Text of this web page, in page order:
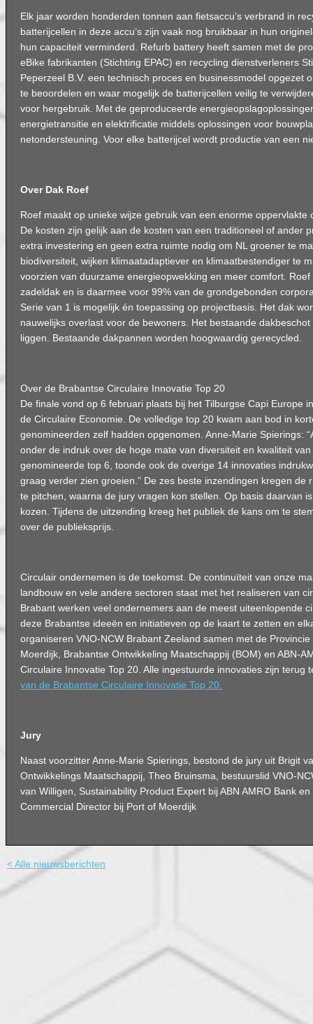
Elk jaar worden honderden tonnen aan fietsaccu’s verbrand in
batterijcellen in deze accu’s zijn vaak nog bruikbaar in hun
hun capaciteit verminderd. Refurb battery heeft samen met de
eBike fabrikanten (Stichting EPAC) en recycling dienstverleners
Peperzeel B.V. een technisch proces en businessmodel opgezet
te beoordelen en waar mogelijk de batterijcellen veilig te
voor hergebruik. Met de geproduceerde
energietransitie en elektrificatie middels oplossingen voor
netondersteuning. Voor elke batterijcel wordt productie van een
Over Dak Roef
Roef maakt op unieke wijze gebruik van een enorme oppervlakte
De kosten zijn gelijk aan de kosten van een traditioneel of ander
extra investering en geen extra ruimte nodig om NL groener te
biodiversiteit, wijken klimaatadaptiever en klimaatbestendiger te
voorzien van duurzame energieopwekking en meer comfort.
zadeldak en is daarmee voor 99% van de grondgebonden
Serie van 1 is mogelijk én toepassing op projectbasis. Het dak
nauwelijks overlast voor de bewoners. Het bestaande
liggen. Bestaande dakpannen worden hoogwaardig gerecycled.
Over de Brabantse Circulaire Innovatie Top 20
De finale vond op 6 februari plaats bij het Tilburgse Capi Europe
de Circulaire Economie. De volledige top 20 kwam aan bod in
genomineerden zelf hadden opgenomen. Anne-Marie Spierings:
onder de indruk over de hoge mate van diversiteit en kwaliteit
genomineerde top 6, toonde ook de overige 14 innovaties
graag verder zien groeien.” De zes beste inzendingen kregen de
te pitchen, waarna de jury vragen kon stellen. Op basis daarvan
kozen. Tijdens de uitzending kreeg het publiek de kans om te
over de publieksprijs.
Circulair ondernemen is de toekomst. De continuïteit van onze
landbouw en vele andere sectoren staat met het realiseren van
Brabant werken veel ondernemers aan de meest uiteenlopende
deze Brabantse ideeën en initiatieven op de kaart te zetten en
organiseren VNO-NCW Brabant Zeeland samen met de
Moerdijk, Brabantse Ontwikkeling Maatschappij (BOM) en ABN-
Circulaire Innovatie Top 20. Alle ingestuurde innovaties zijn terug
van de Brabantse Circulaire Innovatie Top 20.
Jury
Naast voorzitter Anne-Marie Spierings, bestond de jury uit Brigit
Ontwikkelings Maatschappij, Theo Bruinsma, bestuurslid VNO-
van Willigen, Sustainability Product Expert bij ABN AMRO Bank
Commercial Director bij Port of Moerdijk
< Alle nieuwsberichten